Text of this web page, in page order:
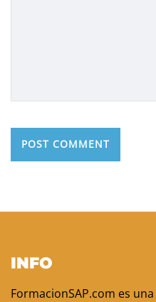
INFO
FormacionSAP.com es